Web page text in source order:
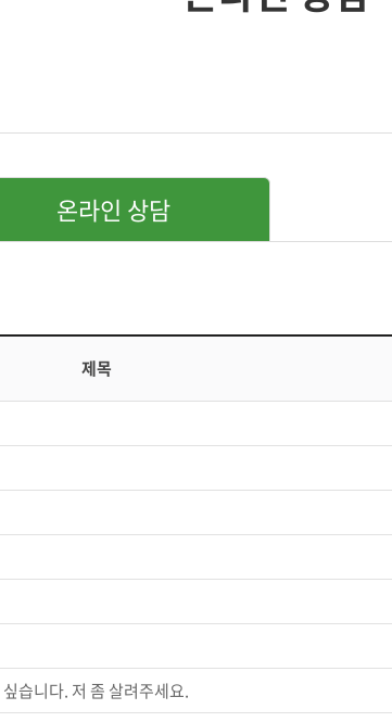
온라인 상담
제목
습니다. 저 좀 살려주세요.